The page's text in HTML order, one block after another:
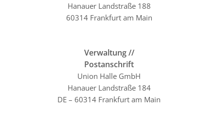
Hanauer Landstraße 188
60314 Frankfurt am Main
Verwaltung //
Postanschrift
Union Halle GmbH
Hanauer Landstraße 184
DE – 60314 Frankfurt am Main